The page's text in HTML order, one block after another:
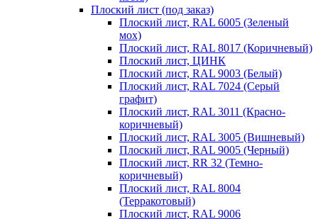
Плоский лист (под заказ)
Плоский лист, RAL 6005 (Зеленый
мох)
Плоский лист, RAL 8017 (Коричневый)
Плоский лист, ЦИНК
Плоский лист, RAL 9003 (Белый)
Плоский лист, RAL 7024 (Серый
графит)
Плоский лист, RAL 3011 (Красно-
коричневый)
Плоский лист, RAL 3005 (Вишневый)
Плоский лист, RAL 9005 (Черный)
Плоский лист, RR 32 (Темно-
коричневый)
Плоский лист, RAL 8004
(Терракотовый)
Плоский лист, RAL 9006